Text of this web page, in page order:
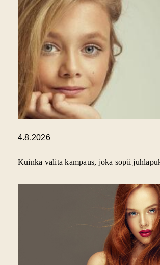
4.8.2026
Kuinka valita kampaus, joka sopii